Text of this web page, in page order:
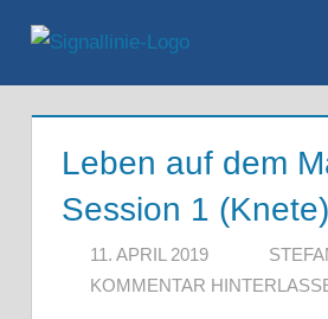
Inhalt
springen
Leben auf dem
Session 1 (Knete)
11. APRIL 2019
KOMMENTAR